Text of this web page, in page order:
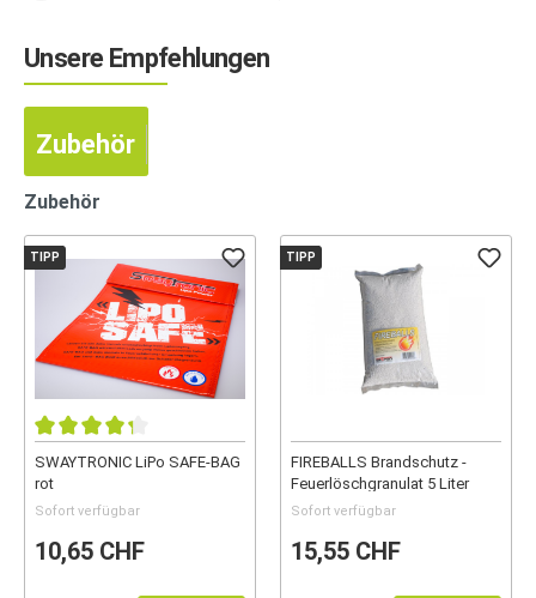
Unsere Empfehlungen
Zubehör
Zubehör
TIPP
SWAYTRONIC LiPo SAFE-BAG
rot
Sofort verfügbar
10,65 CHF
TIPP
FIREBALLS Brandschutz -
Feuerlöschgranulat 5 Liter
Sofort verfügbar
15,55 CHF